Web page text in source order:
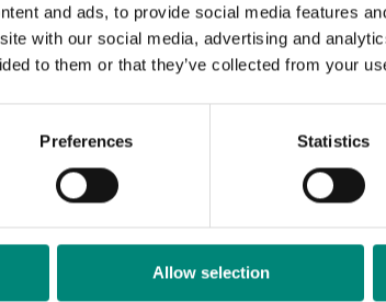
and ads, to provide social media features
with our social media, advertising and
to them or that they’ve collected from your
Preferences Statistics
Allow selection
Bærekraftige ressurser
Bruk av resirkulert plast
Saeplast bruker resirkulert polyetylen fra
forbrukere (PCR) i produksjonen av sine
av nyplast.